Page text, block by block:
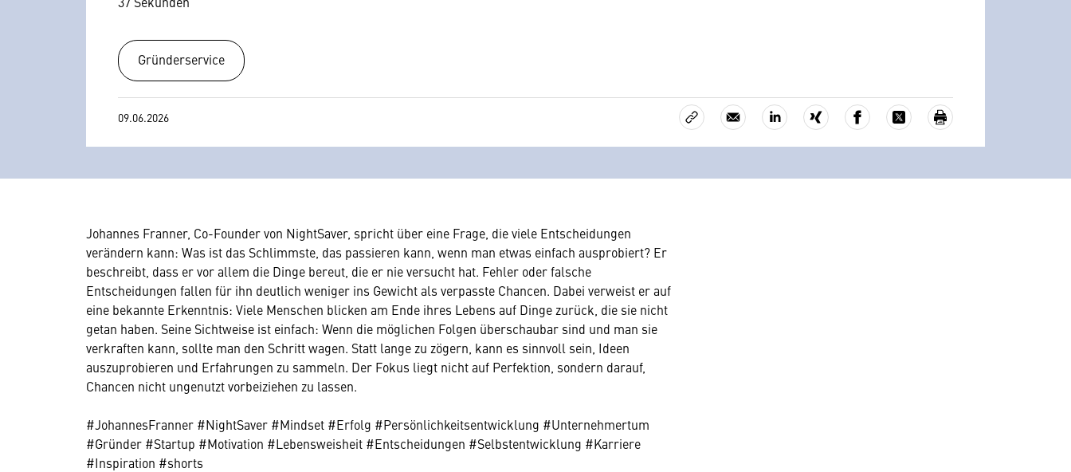
Gründerservice
09.06.2026
Johannes Franner, Co-Founder von NightSaver, spricht über eine Frage, die viele Entscheidungen
verändern kann: Was ist das Schlimmste, das passieren kann, wenn man etwas einfach ausprobiert? Er
beschreibt, dass er vor allem die Dinge bereut, die er nie versucht hat. Fehler oder falsche
Entscheidungen fallen für ihn deutlich weniger ins Gewicht als verpasste Chancen. Dabei verweist er auf
eine bekannte Erkenntnis: Viele Menschen blicken am Ende ihres Lebens auf Dinge zurück, die sie nicht
getan haben. Seine Sichtweise ist einfach: Wenn die möglichen Folgen überschaubar sind und man sie
verkraften kann, sollte man den Schritt wagen. Statt lange zu zögern, kann es sinnvoll sein, Ideen
auszuprobieren und Erfahrungen zu sammeln. Der Fokus liegt nicht auf Perfektion, sondern darauf,
Chancen nicht ungenutzt vorbeiziehen zu lassen.
#JohannesFranner #NightSaver #Mindset #Erfolg #Persönlichkeitsentwicklung #Unternehmertum
#Gründer #Startup #Motivation #Lebensweisheit #Entscheidungen #Selbstentwicklung #Karriere
#Inspiration #shorts